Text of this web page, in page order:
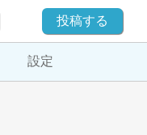
投稿する
設定